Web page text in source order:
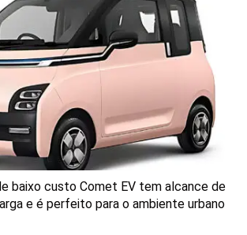
baixo custo Comet EV tem alcance de
e é perfeito para o ambiente urbano